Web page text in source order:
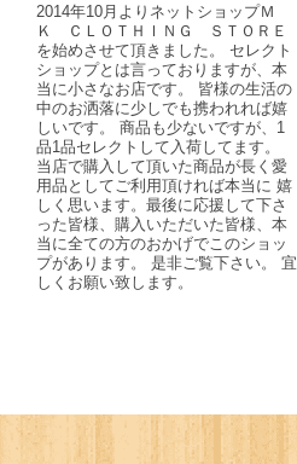
2014年10月よりネットショップＭ
Ｋ ＣＬＯＴＨＩＮＧ ＳＴＯＲＥ
を始めさせて頂きました。 セレクト
ショップとは言っておりますが、本
当に小さなお店です。 皆様の生活の
中のお洒落に少しでも携われれば嬉
しいです。 商品も少ないですが、1
品1品セレクトして入荷してます。
当店で購入して頂いた商品が長く愛
用品としてご利用頂ければ本当に 嬉
しく思います。最後に応援して下さ
った皆様、購入いただいた皆様、本
当に全ての方のおかげでこのショッ
プがあります。 是非ご覧下さい。 宜
しくお願い致します。